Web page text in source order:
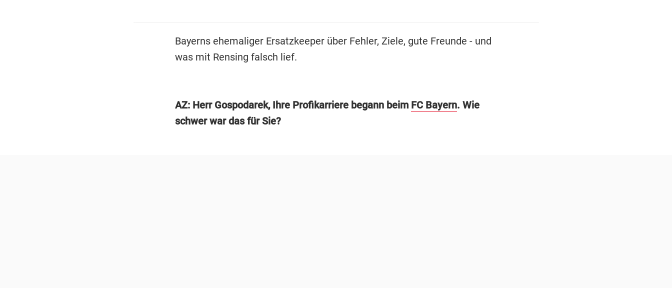
Bayerns ehemaliger Ersatzkeeper über Fehler, Ziele, gute Freunde - und
was mit Rensing falsch lief.
AZ: Herr Gospodarek, Ihre Profikarriere begann beim FC Bayern. Wie
schwer war das für Sie?